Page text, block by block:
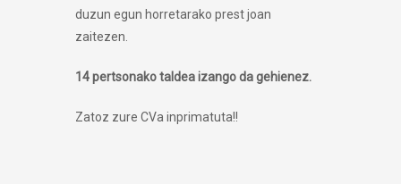
duzun egun horretarako prest joan
zaitezen.
14 pertsonako taldea izango da gehienez.
Zatoz zure CVa inprimatuta!!